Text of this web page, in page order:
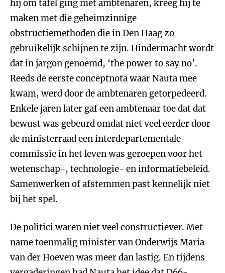
hij om tafel ging met ambtenaren, kreeg hij te
maken met die geheimzinnige
obstructiemethoden die in Den Haag zo
gebruikelijk schijnen te zijn. Hindermacht wordt
dat in jargon genoemd, ‘the power to say no’.
Reeds de eerste conceptnota waar Nauta mee
kwam, werd door de ambtenaren getorpedeerd.
Enkele jaren later gaf een ambtenaar toe dat dat
bewust was gebeurd omdat niet veel eerder door
de ministerraad een interdepartementale
commissie in het leven was geroepen voor het
wetenschap-, technologie- en informatiebeleid.
Samenwerken of afstemmen past kennelijk niet
bij het spel.
De politici waren niet veel constructiever. Met
name toenmalig minister van Onderwijs Maria
van der Hoeven was meer dan lastig. En tijdens